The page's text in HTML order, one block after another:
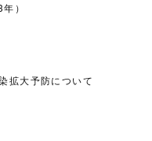
）
拡大予防について